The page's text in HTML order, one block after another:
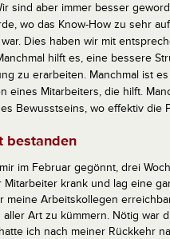
sind aber immer besser
wo das Know-How zu sehr
Dies haben wir mit
hilft es, eine bessere
zu erarbeiten. Manchmal ist
eines Mitarbeiters, die hilft.
Bewusstseins, wo effektiv die
bestanden
im Februar gegönnt, drei
krank und lag eine
meine Arbeitskollegen
aller Art zu kümmern. Nötig war
ich nach meiner Rückkehr